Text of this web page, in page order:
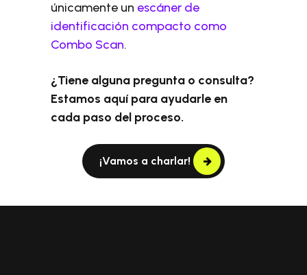
únicamente un escáner de
identificación compacto como
Combo Scan.
¿Tiene alguna pregunta o consulta?
Estamos aquí para ayudarle en
cada paso del proceso.
¡Vamos a charlar!